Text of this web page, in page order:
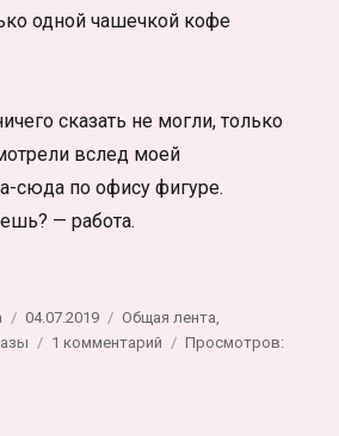
одной чашечкой кофе
сказать не могли, только
вслед моей
сюда по офису фигуре.
— работа.
счастье»
Опубликовано
04.07.2019 Рубрики
Общая лента
1 комментарий
Просмотров: